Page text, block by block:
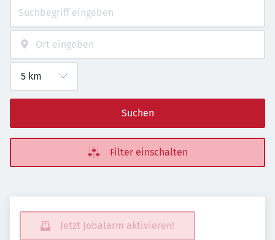
Suchen
Filter einschalten
Jetzt Jobalarm aktivieren!